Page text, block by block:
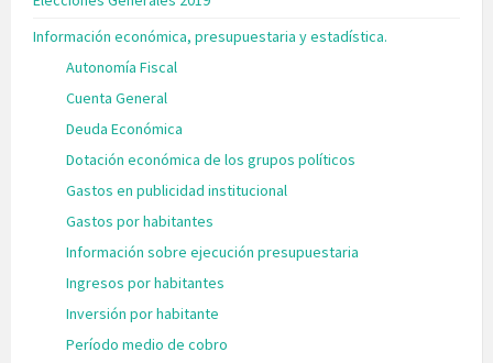
Información económica, presupuestaria y estadística.
Autonomía Fiscal
Cuenta General
Deuda Económica
Dotación económica de los grupos políticos
Gastos en publicidad institucional
Gastos por habitantes
Información sobre ejecución presupuestaria
Ingresos por habitantes
Inversión por habitante
Período medio de cobro